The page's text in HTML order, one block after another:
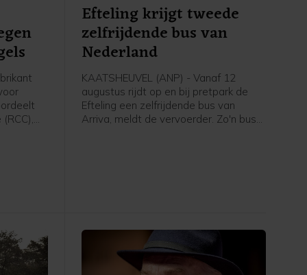
Efteling krijgt tweede
zelfrijdende bus van
Nederland
KAATSHEUVEL (ANP) - Vanaf 12
augustus rijdt op en bij pretpark de
Efteling een zelfrijdende bus van
Arriva, meldt de vervoerder. Zo'n bus